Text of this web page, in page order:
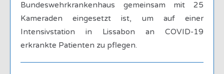
Bundeswehrkrankenhaus gemeinsam mit 25
Kameraden eingesetzt ist, um auf einer
Intensivstation in Lissabon an COVID-19
erkrankte Patienten zu pflegen.